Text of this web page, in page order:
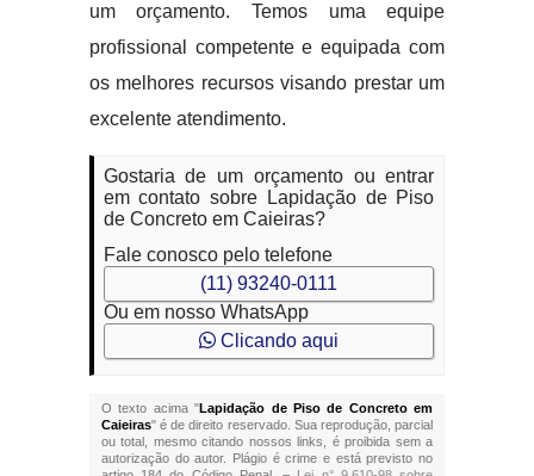
um orçamento. Temos uma equipe
profissional competente e equipada com
os melhores recursos visando prestar um
excelente atendimento.
Gostaria de um orçamento ou entrar
em contato sobre Lapidação de Piso
de Concreto em Caieiras?
Fale conosco pelo telefone
(11) 93240-0111
Ou em nosso WhatsApp
Clicando aqui
O texto acima "Lapidação de Piso de Concreto em
Caieiras" é de direito reservado. Sua reprodução, parcial
ou total, mesmo citando nossos links, é proibida sem a
autorização do autor. Plágio é crime e está previsto no